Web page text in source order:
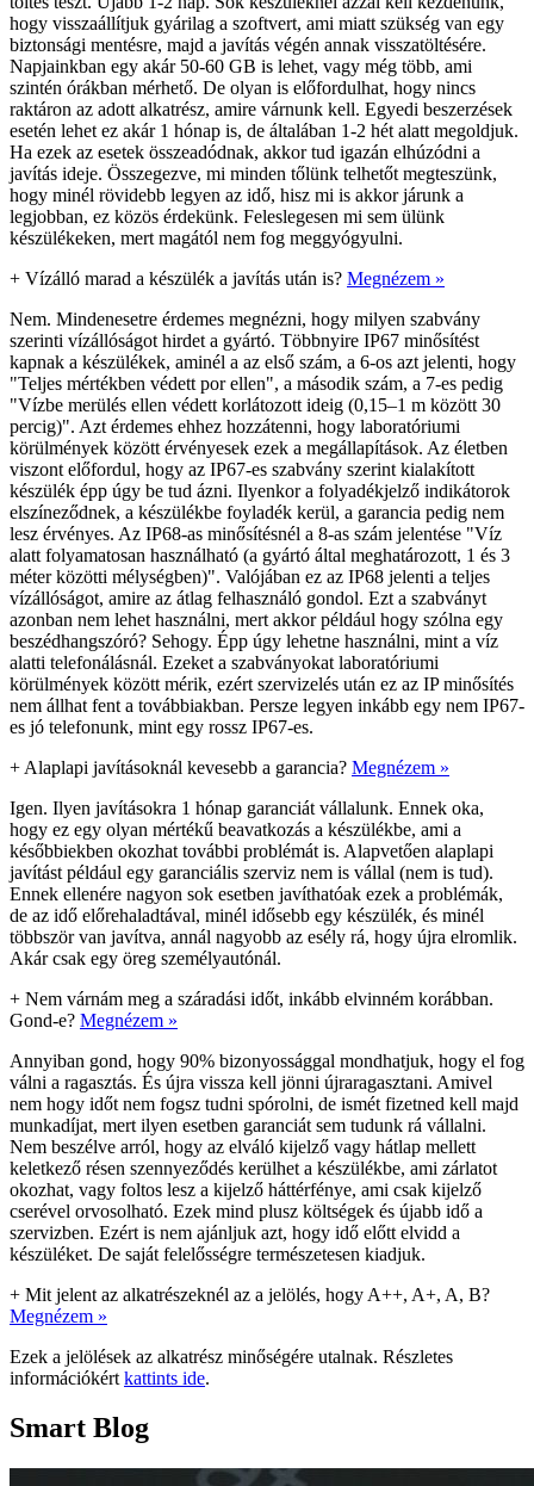
hogy visszaállítjuk gyárilag a szoftvert, ami miatt szükség van egy
biztonsági mentésre, majd a javítás végén annak visszatöltésére.
Napjainkban egy akár 50-60 GB is lehet, vagy még több, ami
szintén órákban mérhető. De olyan is előfordulhat, hogy nincs
raktáron az adott alkatrész, amire várnunk kell. Egyedi beszerzések
esetén lehet ez akár 1 hónap is, de általában 1-2 hét alatt megoldjuk.
Ha ezek az esetek összeadódnak, akkor tud igazán elhúzódni a
javítás ideje. Összegezve, mi minden tőlünk telhetőt megteszünk,
hogy minél rövidebb legyen az idő, hisz mi is akkor járunk a
legjobban, ez közös érdekünk. Feleslegesen mi sem ülünk
készülékeken, mert magától nem fog meggyógyulni.
+ Vízálló marad a készülék a javítás után is? Megnézem »
Nem. Mindenesetre érdemes megnézni, hogy milyen szabvány
szerinti vízállóságot hirdet a gyártó. Többnyire IP67 minősítést
kapnak a készülékek, aminél a az első szám, a 6-os azt jelenti, hogy
"Teljes mértékben védett por ellen", a második szám, a 7-es pedig
"Vízbe merülés ellen védett korlátozott ideig (0,15–1 m között 30
percig)". Azt érdemes ehhez hozzátenni, hogy laboratóriumi
körülmények között érvényesek ezek a megállapítások. Az életben
viszont előfordul, hogy az IP67-es szabvány szerint kialakított
készülék épp úgy be tud ázni. Ilyenkor a folyadékjelző indikátorok
elszíneződnek, a készülékbe foyladék kerül, a garancia pedig nem
lesz érvényes. Az IP68-as minősítésnél a 8-as szám jelentése "Víz
alatt folyamatosan használható (a gyártó által meghatározott, 1 és 3
méter közötti mélységben)". Valójában ez az IP68 jelenti a teljes
vízállóságot, amire az átlag felhasználó gondol. Ezt a szabványt
azonban nem lehet használni, mert akkor például hogy szólna egy
beszédhangszóró? Sehogy. Épp úgy lehetne használni, mint a víz
alatti telefonálásnál. Ezeket a szabványokat laboratóriumi
körülmények között mérik, ezért szervizelés után ez az IP minősítés
nem állhat fent a továbbiakban. Persze legyen inkább egy nem IP67-
es jó telefonunk, mint egy rossz IP67-es.
+ Alaplapi javításoknál kevesebb a garancia? Megnézem »
Igen. Ilyen javításokra 1 hónap garanciát vállalunk. Ennek oka,
hogy ez egy olyan mértékű beavatkozás a készülékbe, ami a
későbbiekben okozhat további problémát is. Alapvetően alaplapi
javítást például egy garanciális szerviz nem is vállal (nem is tud).
Ennek ellenére nagyon sok esetben javíthatóak ezek a problémák,
de az idő előrehaladtával, minél idősebb egy készülék, és minél
többször van javítva, annál nagyobb az esély rá, hogy újra elromlik.
Akár csak egy öreg személyautónál.
+ Nem várnám meg a száradási időt, inkább elvinném korábban.
Gond-e? Megnézem »
Annyiban gond, hogy 90% bizonyossággal mondhatjuk, hogy el fog
válni a ragasztás. És újra vissza kell jönni újraragasztani. Amivel
nem hogy időt nem fogsz tudni spórolni, de ismét fizetned kell majd
munkadíjat, mert ilyen esetben garanciát sem tudunk rá vállalni.
Nem beszélve arról, hogy az elváló kijelző vagy hátlap mellett
keletkező résen szennyeződés kerülhet a készülékbe, ami zárlatot
okozhat, vagy foltos lesz a kijelző háttérfénye, ami csak kijelző
cserével orvosolható. Ezek mind plusz költségek és újabb idő a
szervizben. Ezért is nem ajánljuk azt, hogy idő előtt elvidd a
készüléket. De saját felelősségre természetesen kiadjuk.
+ Mit jelent az alkatrészeknél az a jelölés, hogy A++, A+, A, B?
Megnézem »
Ezek a jelölések az alkatrész minőségére utalnak. Részletes
információkért kattints ide.
Smart Blog